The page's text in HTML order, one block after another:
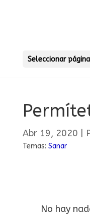
Seleccionar página
Abr 19, 2020
Temas: Sanar
No hay